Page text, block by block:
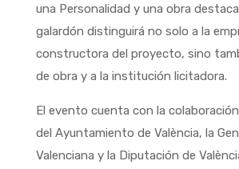
una Personalidad y una obra
galardón distinguirá no solo a la
constructora del proyecto, sino
de obra y a la institución licitadora.
El evento cuenta con la
del Ayuntamiento de València, la
Valenciana y la Diputación de